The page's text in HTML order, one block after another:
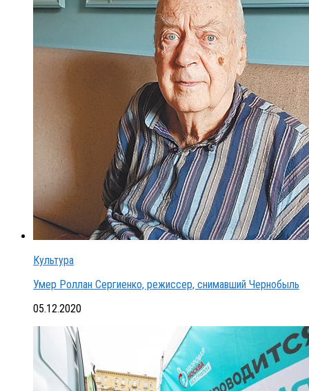
Культура
Умер Роллан Сергиенко, режиссер, снимавший Чернобыль
05.12.2020